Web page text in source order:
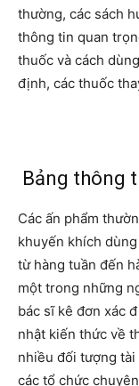
thường, các sách
thông tin quan
thuốc và cách
định, các thuốc
Bảng thông
Các ấn phẩm
khuyến khích
từ hàng tuần đến
một trong những
bác sĩ kê đơn xác
nhật kiến thức về
nhiều đối tượng
các tổ chức